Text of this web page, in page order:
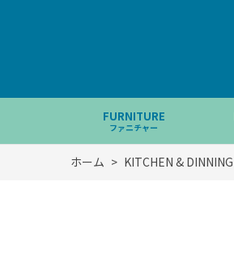
FURNITURE
ファニチャー
ホーム > KITCHEN & DINNING